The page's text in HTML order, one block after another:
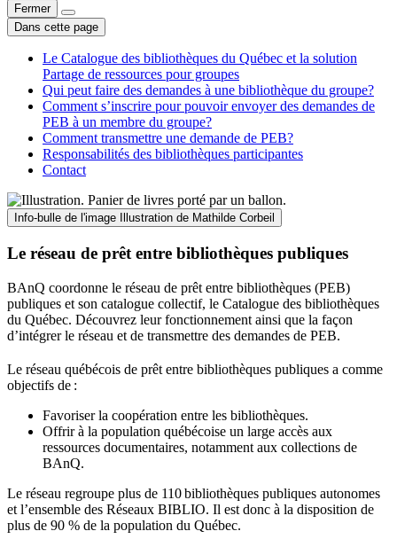
Fermer
Dans cette page
Le Catalogue des bibliothèques du Québec et la solution
Partage de ressources pour groupes
Qui peut faire des demandes à une bibliothèque du groupe?
Comment s’inscrire pour pouvoir envoyer des demandes de
PEB à un membre du groupe?
Comment transmettre une demande de PEB?
Responsabilités des bibliothèques participantes
Contact
Info-bulle de l'image Illustration de Mathilde Corbeil
Le réseau de prêt entre bibliothèques publiques
BAnQ coordonne le réseau de prêt entre bibliothèques (PEB)
publiques et son catalogue collectif, le Catalogue des bibliothèques
du Québec. Découvrez leur fonctionnement ainsi que la façon
d’intégrer le réseau et de transmettre des demandes de PEB.
Le réseau québécois de prêt entre bibliothèques publiques a comme
objectifs de :
Favoriser la coopération entre les bibliothèques.
Offrir à la population québécoise un large accès aux
ressources documentaires, notamment aux collections de
BAnQ.
Le réseau regroupe plus de 110bibliothèques publiques autonomes
et l’ensemble des Réseaux BIBLIO. Il est donc à la disposition de
plus de 90 % de la population du Québec.